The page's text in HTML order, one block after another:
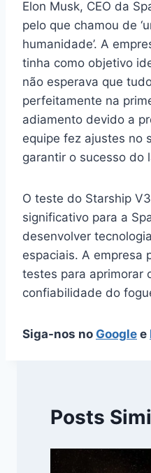
Elon Musk, CEO da
pelo que chamou de
humanidade’. A
tinha como objetivo
não esperava que
perfeitamente na
adiamento devido a
equipe fez ajustes no
garantir o sucesso do
O teste do Starship
significativo para a
desenvolver
espaciais. A empresa
testes para aprimorar
confiabilidade do
Siga-nos no Google e
Posts